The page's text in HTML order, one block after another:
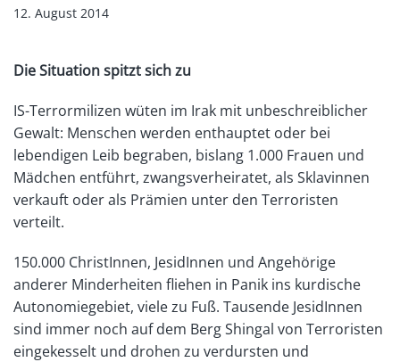
12. August 2014
Die Situation spitzt sich zu
IS-Terrormilizen wüten im Irak mit unbeschreiblicher
Gewalt: Menschen werden enthauptet oder bei
lebendigen Leib begraben, bislang 1.000 Frauen und
Mädchen entführt, zwangsverheiratet, als Sklavinnen
verkauft oder als Prämien unter den Terroristen
verteilt.
150.000 ChristInnen, JesidInnen und Angehörige
anderer Minderheiten fliehen in Panik ins kurdische
Autonomiegebiet, viele zu Fuß. Tausende JesidInnen
sind immer noch auf dem Berg Shingal von Terroristen
eingekesselt und drohen zu verdursten und